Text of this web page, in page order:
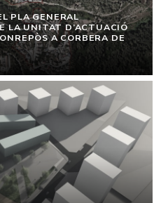
PLA GENERAL
LA UNITAT D’ACTUACIÓ
A CORBERA DE